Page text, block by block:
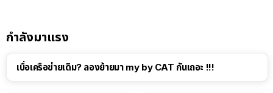
กำลังมาแรง
เบื่อเครือข่ายเดิม? ลองย้ายมา my by CAT กันเถอะ !!!